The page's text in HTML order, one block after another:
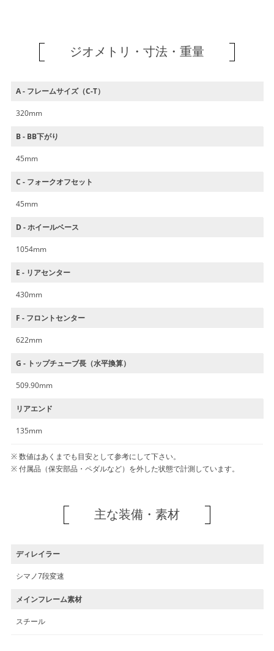
ジオメトリ・寸法・重量
A - フレームサイズ（C-T）
320mm
B - BB下がり
45mm
C - フォークオフセット
45mm
D - ホイールベース
1054mm
E - リアセンター
430mm
F - フロントセンター
622mm
G - トップチューブ長（水平換算）
509.90mm
リアエンド
135mm
数値はあくまでも目安として参考にして下さい。
付属品（保安部品・ペダルなど）を外した状態で計測しています。
主な装備・素材
ディレイラー
シマノ7段変速
メインフレーム素材
スチール